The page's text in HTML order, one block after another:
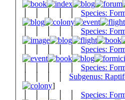
Species:
Species:
Species:
Species:
Subgenus:
]
Species: